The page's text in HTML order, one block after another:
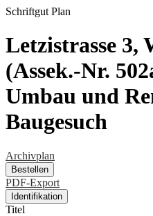
Schriftgut Plan
Letzistrasse 3,
(Assek.-Nr.
Umbau und
Baugesuch
Archivplan
Bestellen
PDF-Export
Identifikation
Titel